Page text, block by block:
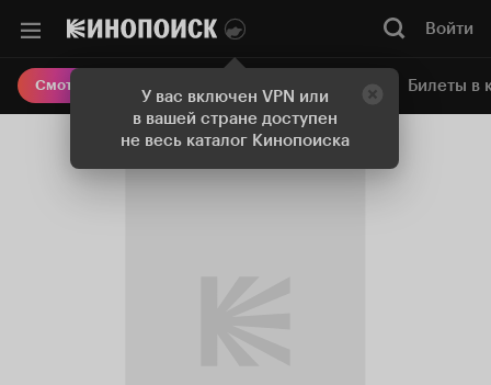
У вас включен VPN или
в вашей стране доступен
не весь каталог Кинопоиска
Войти
Смотреть кино Онлайн-кинотеатр Билеты в